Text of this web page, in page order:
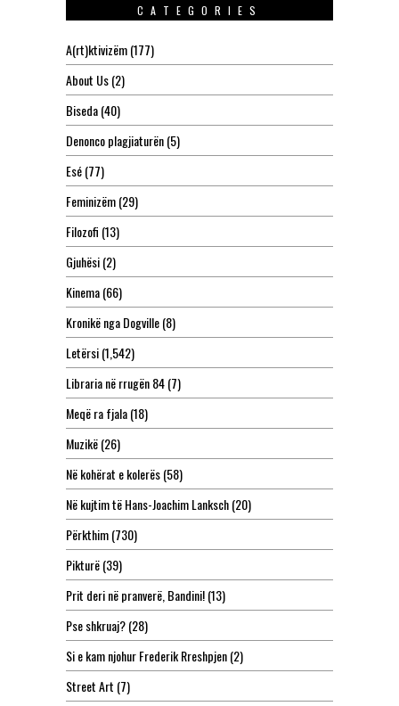
CATEGORIES
A(rt)ktivizëm(177)
About Us(2)
Biseda(40)
Denonco plagjiaturën(5)
Esé(77)
Feminizëm(29)
Filozofi (13)
Gjuhësi(2)
Kinema(66)
Kronikë nga Dogville(8)
Letërsi(1,542)
Libraria në rrugën 84(7)
Meqë ra fjala(18)
Muzikë(26)
Në kohërat e kolerës(58)
Në kujtim të Hans-Joachim Lanksch(20)
Përkthim(730)
Pikturë(39)
Prit deri në pranverë, Bandini!(13)
Pse shkruaj?(28)
Si e kam njohur Frederik Rreshpjen(2)
Street Art (7)